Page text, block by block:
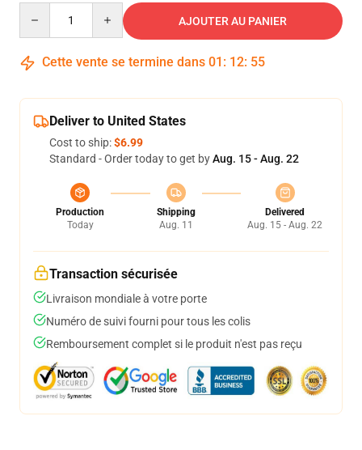
AJOUTER AU PANIER
Cette vente se termine dans 01 : 12: 54
Deliver to United States
Cost to ship:$6.99
Standard - Order today to get byAug. 15 - Aug. 22
Production
Today
Shipping
Aug. 11
Delivered
Aug. 15 - Aug. 22
Transaction sécurisée
Livraison mondiale à votre porte
Numéro de suivi fourni pour tous les colis
Remboursement complet si le produit n'est pas reçu